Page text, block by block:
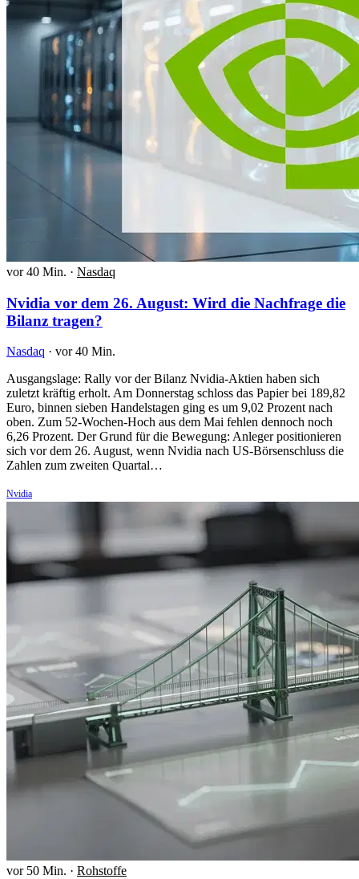
vor 40 Min. · Nasdaq
Nvidia vor dem 26. August: Wird die Nachfrage die
Bilanz tragen?
Nasdaq · vor 40 Min.
Ausgangslage: Rally vor der Bilanz Nvidia-Aktien haben sich
zuletzt kräftig erholt. Am Donnerstag schloss das Papier bei 189,82
Euro, binnen sieben Handelstagen ging es um 9,02 Prozent nach
oben. Zum 52-Wochen-Hoch aus dem Mai fehlen dennoch noch
6,26 Prozent. Der Grund für die Bewegung: Anleger positionieren
sich vor dem 26. August, wenn Nvidia nach US-Börsenschluss die
Zahlen zum zweiten Quartal…
Nvidia
vor 50 Min. · Rohstoffe